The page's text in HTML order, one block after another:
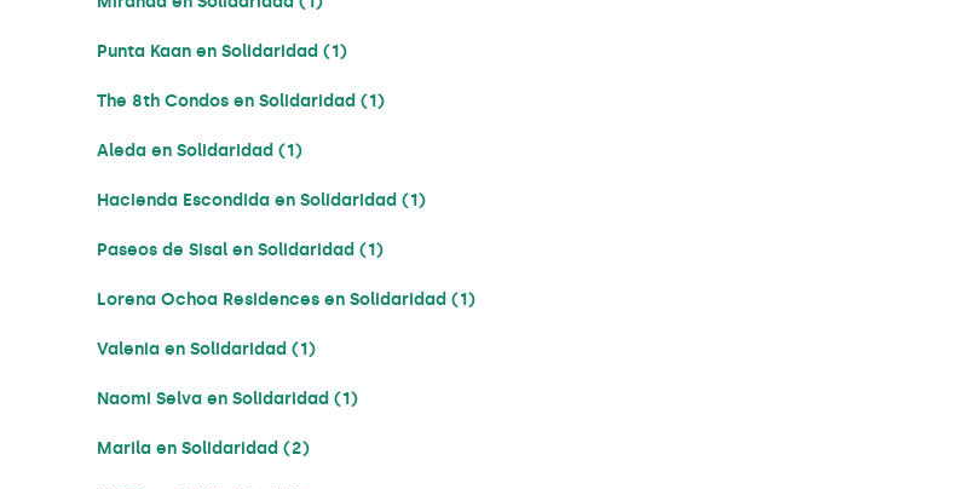
Punta Kaan en Solidaridad (1)
The 8th Condos en Solidaridad (1)
Aleda en Solidaridad (1)
Hacienda Escondida en Solidaridad (1)
Paseos de Sisal en Solidaridad (1)
Lorena Ochoa Residences en Solidaridad (1)
Valenia en Solidaridad (1)
Naomi Selva en Solidaridad (1)
Marila en Solidaridad (2)